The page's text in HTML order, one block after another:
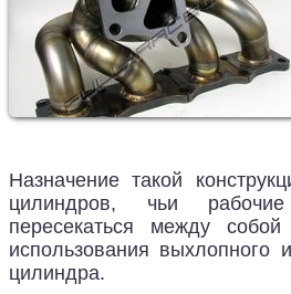
Назначение такой
цилиндров, чьи
пересекаться между
использования выхлопного
цилиндра.